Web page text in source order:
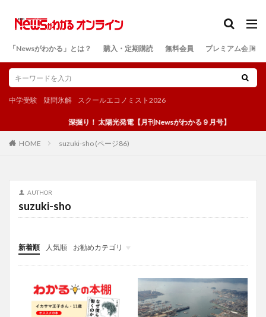
「Newsがわかる」とは？ 購入・定期購読 無料会員 プレミアム会員
中学受験 疑問氷解 スクールエコノミスト2026
深掘り！ 太陽光発電【月刊Newsがわかる９月号】
HOME suzuki-sho (ページ86)
AUTHOR
suzuki-sho
新着順 人気順
お勧めカテゴリ
投稿
学び
マンガ
電子書籍
検索